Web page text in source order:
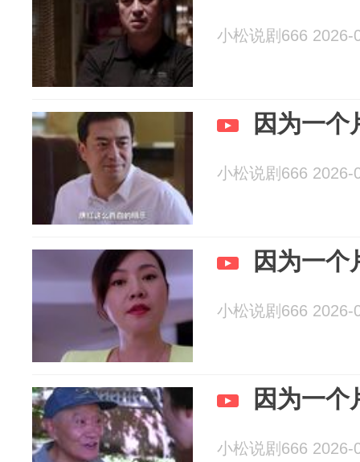
小松说剧666 2026-
因为一个
小松说剧666 2026-
因为一个
小松说剧666 2026-
因为一个
小松说剧666 2026-